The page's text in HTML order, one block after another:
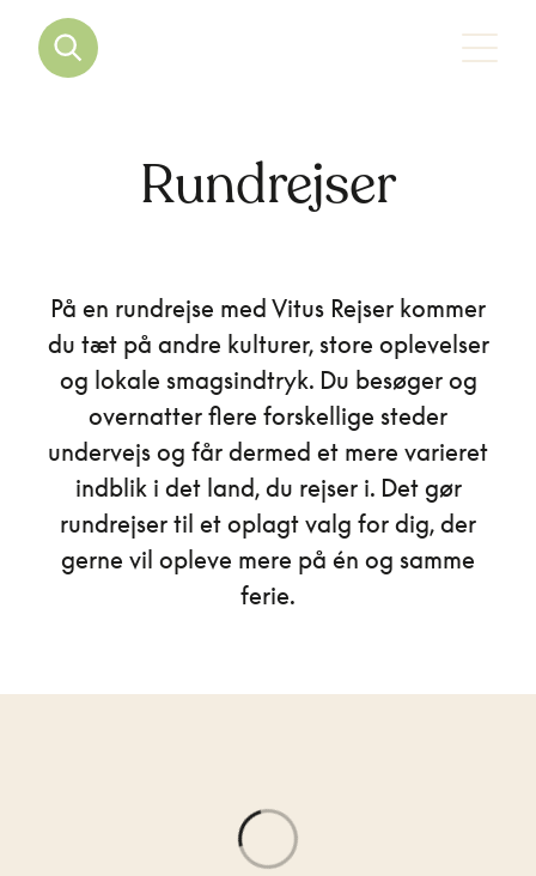
Rundrejser
På en rundrejse med Vitus Rejser kommer
du tæt på andre kulturer, store oplevelser
og lokale smagsindtryk. Du besøger og
overnatter flere forskellige steder
undervejs og får dermed et mere varieret
indblik i det land, du rejser i. Det gør
rundrejser til et oplagt valg for dig, der
gerne vil opleve mere på én og samme
ferie.